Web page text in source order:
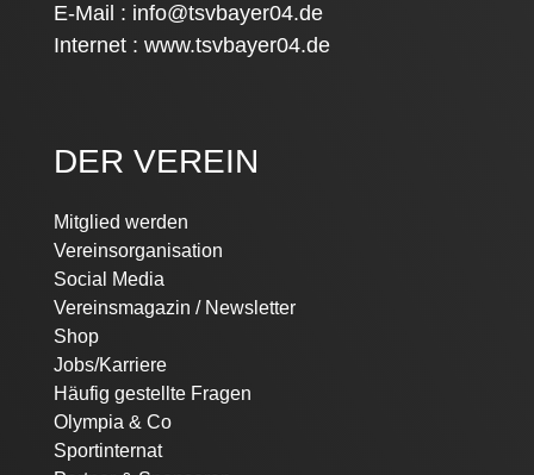
E-Mail : info@tsvbayer04.de
Internet : www.tsvbayer04.de
DER VEREIN
Navigation
überspringen
Mitglied werden
Vereinsorganisation
Social Media
Vereinsmagazin / Newsletter
Shop
Jobs/Karriere
Häufig gestellte Fragen
Olympia & Co
Sportinternat